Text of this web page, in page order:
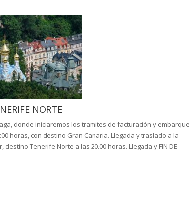
NORTE
donde iniciaremos los tramites de facturación y
horas, con destino Gran Canaria. Llegada y traslado a la
Tenerife Norte a las 20.00 horas. Llegada y FIN DE